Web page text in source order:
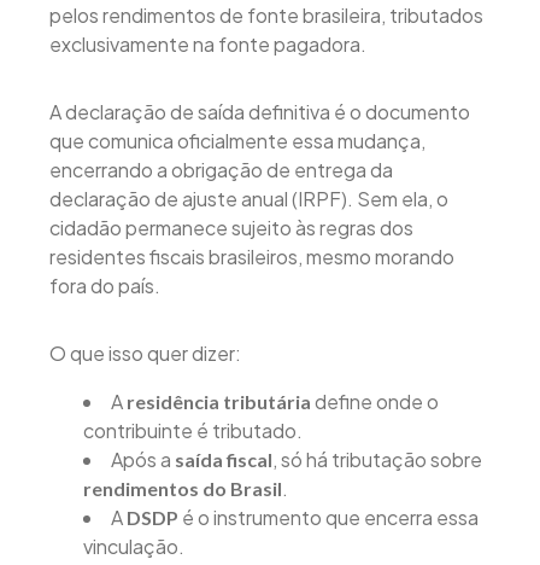
pelos rendimentos de fonte brasileira, tributados
exclusivamente na fonte pagadora.
A declaração de saída definitiva é o documento
que comunica oficialmente essa mudança,
encerrando a obrigação de entrega da
declaração de ajuste anual (IRPF). Sem ela, o
cidadão permanece sujeito às regras dos
residentes fiscais brasileiros, mesmo morando
fora do país.
O que isso quer dizer:
A residência tributária define onde o
contribuinte é tributado.
Após a saída fiscal, só há tributação sobre
rendimentos do Brasil.
A DSDP é o instrumento que encerra essa
vinculação.